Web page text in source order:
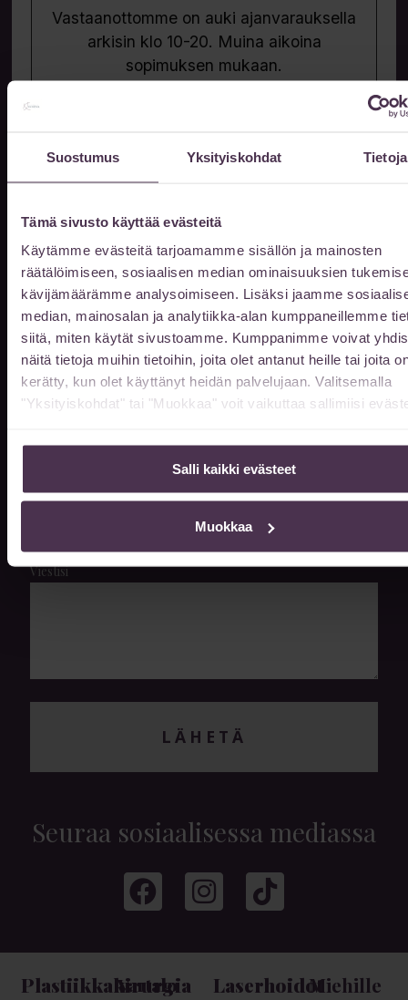
Suostumus Yksityiskohdat Tietoja
Tämä sivusto käyttää evästeitä
Käytämme evästeitä tarjoamamme sisällön ja mainosten
räätälöimiseen, sosiaalisen median ominaisuuksien
kävijämäärämme analysoimiseen. Lisäksi jaamme
median, mainosalan ja analytiikka-alan kumppaneillemme
siitä, miten käytät sivustoamme. Kumppanimme voivat
näitä tietoja muihin tietoihin, joita olet antanut heille tai joita
kerätty, kun olet käyttänyt heidän palvelujaan. Valitsemalla
"Yksityiskohdat" tai "Muokkaa" voit vaikuttaa sallimiisi
Salli kaikki evästeet
Muokkaa
Vastaanottomme on auki ajanvarauksella
arkisin klo 10-20. Muina aikoina
sopimuksen mukaan.
044 978 0562
Jätä meille viesti
Etunimi
Sukunimi
Puhelin
Viestisi
LÄHETÄ
Seuraa sosiaalisessa mediassa
Plastiikkakirurgia
Vartalo LaserhoidotMiehille